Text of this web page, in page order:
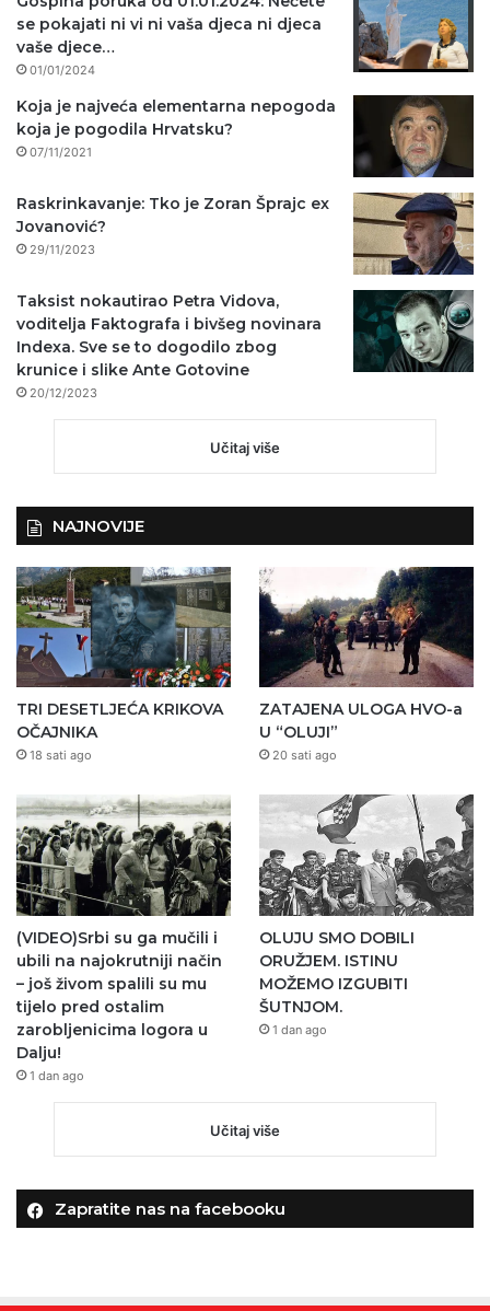
se pokajati ni vi ni vaša djeca ni djeca
vaše djece…
01/01/2024
Koja je najveća elementarna nepogoda
koja je pogodila Hrvatsku?
07/11/2021
Raskrinkavanje: Tko je Zoran Šprajc ex
Jovanović?
29/11/2023
Taksist nokautirao Petra Vidova,
voditelja Faktografa i bivšeg novinara
Indexa. Sve se to dogodilo zbog
krunice i slike Ante Gotovine
20/12/2023
Učitaj više
NAJNOVIJE
TRI DESETLJEĆA KRIKOVA
OČAJNIKA
18 sati ago
ZATAJENA ULOGA HVO-a
U “OLUJI”
20 sati ago
(VIDEO)Srbi su ga mučili i
ubili na najokrutniji način
– još živom spalili su mu
tijelo pred ostalim
zarobljenicima logora u
Dalju!
1 dan ago
OLUJU SMO DOBILI
ORUŽJEM. ISTINU
MOŽEMO IZGUBITI
ŠUTNJOM.
1 dan ago
Učitaj više
Zapratite nas na facebooku